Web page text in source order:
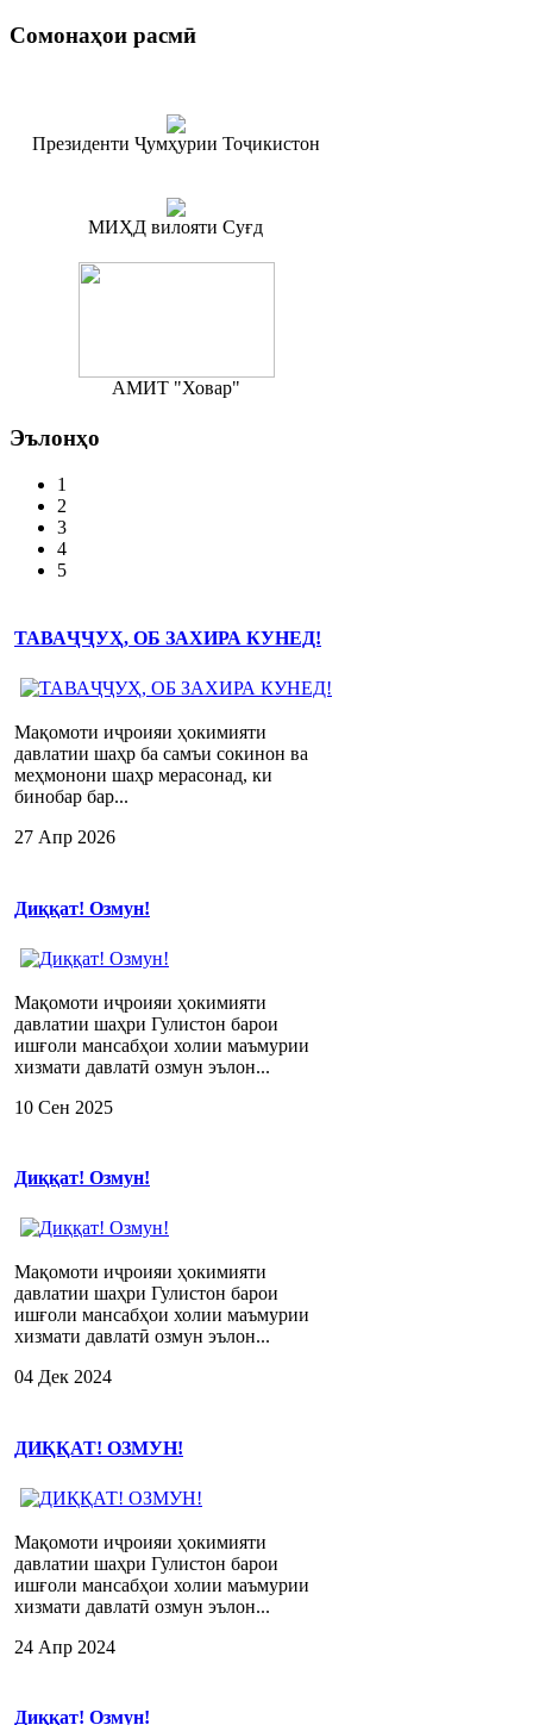
Сомонаҳои расмӣ
Президенти Ҷумҳурии Тоҷикистон
МИҲД вилояти Суғд
АМИТ "Ховар"
Эълонҳо
1
2
3
4
5
ТАВАҶҶУҲ, ОБ ЗАХИРА КУНЕД!
Мақомоти иҷроияи ҳокимияти
давлатии шаҳр ба самъи сокинон ва
меҳмонони шаҳр мерасонад, ки
бинобар бар...
27 Апр 2026
Диққат! Озмун!
Мақомоти иҷроияи ҳокимияти
давлатии шаҳри Гулистон барои
ишғоли мансабҳои холии маъмурии
хизмати давлатӣ озмун эълон...
10 Сен 2025
Диққат! Озмун!
Мақомоти иҷроияи ҳокимияти
давлатии шаҳри Гулистон барои
ишғоли мансабҳои холии маъмурии
хизмати давлатӣ озмун эълон...
04 Дек 2024
ДИҚҚАТ! ОЗМУН!
Мақомоти иҷроияи ҳокимияти
давлатии шаҳри Гулистон барои
ишғоли мансабҳои холии маъмурии
хизмати давлатӣ озмун эълон...
24 Апр 2024
Диққат! Озмун!